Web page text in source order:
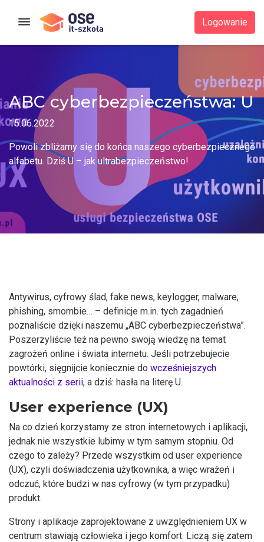
Logowanie
ABC cyberbezpieczeństwa: U
15.06.2022
Powoli zbliżamy się do końca naszego cyberbezpiecznego
alfabetu. Dziś U – jak ultrabezpieczeństwo!
Antywirus, cyfrowy ślad, fake news, keylogger, malware,
phishing, smombie… – definicje m.in. tych zagadnień
poznaliście dzięki naszemu „ABC cyberbezpieczeństwa”.
Poszerzyliście też na pewno swoją wiedzę na temat
zagrożeń online i świata internetu. Jeśli potrzebujecie
powtórki, sięgnijcie koniecznie do wcześniejszych
aktualności z serii, a dziś: hasła na literę U.
User experience (UX)
Na co dzień korzystamy ze stron internetowych i aplikacji,
jednak nie wszystkie lubimy w tym samym stopniu. Od
czego to zależy? Przede wszystkim od user experience
(UX), czyli doświadczenia użytkownika, a więc wrażeń i
odczuć, które budzi w nas cyfrowy (w tym przypadku)
produkt.
Strony i aplikacje zaprojektowane z uwzględnieniem UX w
centrum stawiają człowieka i jego komfort. Liczą się zatem